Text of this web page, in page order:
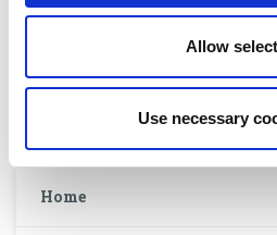
Allow
Use necessary
Search
Home